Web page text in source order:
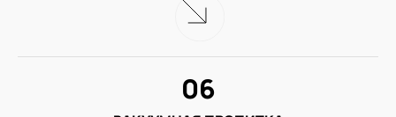
06